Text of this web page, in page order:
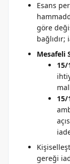
Esans
göre
bağlıdır;
Mesafeli
15/
15/
gereği